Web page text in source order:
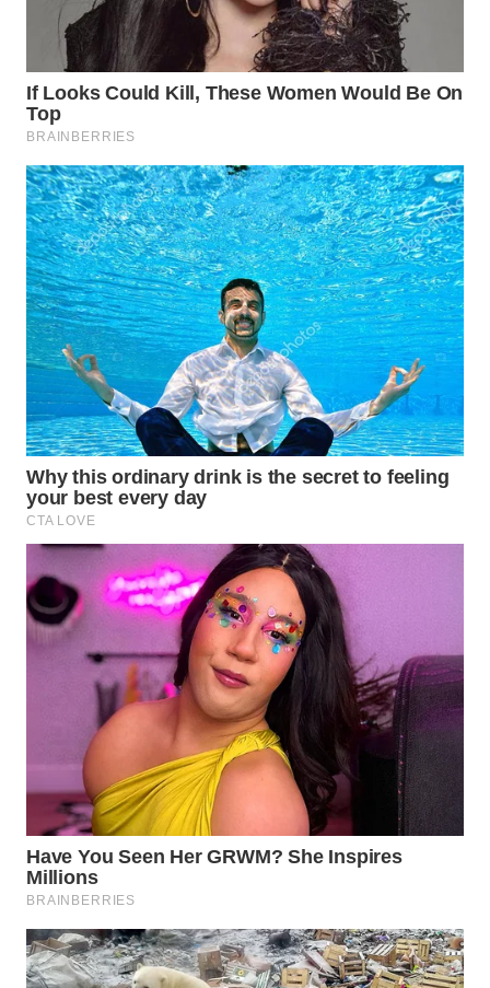
TAPANULI
TENGAH
WN DELI
SERDANG
WN
TEBING
TINGGI
WN
PAKPAK
WN
KARAWANG
WN
BEKASI
BOGOR
WN
DEPOK
TAPANULI
UTARA
WN
SAMOSIR
WN
PADANG
LAWAS